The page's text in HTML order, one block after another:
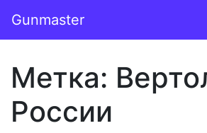
Основная
Gunmaster
Метка:
России